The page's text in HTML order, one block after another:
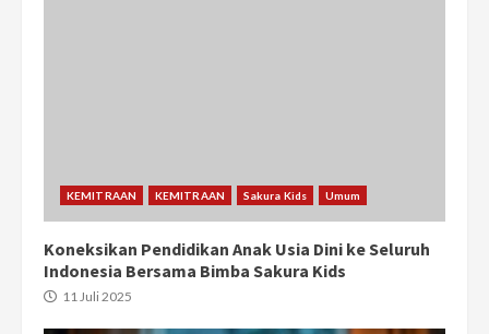
KEMITRAAN KEMITRAAN Sakura Kids Umum
Koneksikan Pendidikan Anak Usia Dini ke Seluruh
Indonesia Bersama Bimba Sakura Kids
11 Juli 2025